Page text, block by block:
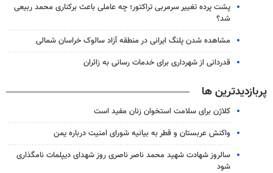
پشت پرده تغییر سرمربی تراکتور؛ چه عاملی باعث برکناری محمد ربیعی
شد؟
مشاهده شدن پلنگ ایرانی در منطقه آزاد سالوک خراسان شمالی
قدردانی از شهرداری برای خدمات رسانی به زائران
پربازدیدترین ها
کلاژن برای سلامت استخوان زنان مفید است
واکنش عربستان و قطر به بیانیه شورای امنیت درباره یمن
سالروز شهادت شهید محمد ناصر ناصری روز شهدای دیپلمات نامگذاری
شود